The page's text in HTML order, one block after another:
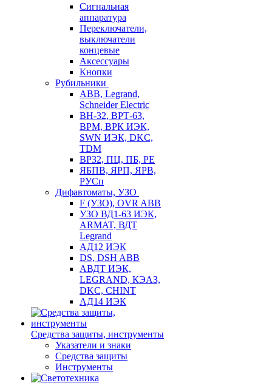
Cигнальная
аппаратура
Переключатели,
выключатели
концевые
Аксессуары
Кнопки
Рубильники
ABB, Legrand,
Schneider Electric
ВН-32, ВРТ-63,
ВРМ, ВРК ИЭК,
SWN ИЭК, DKC,
TDM
ВР32, ПЦ, ПБ, РЕ
ЯБПВ, ЯРП, ЯРВ,
РУСп
Дифавтоматы, УЗО
F (УЗО), OVR ABB
УЗО ВД1-63 ИЭК,
ARMAT, ВДТ
Legrand
АД12 ИЭК
DS, DSH ABB
АВДТ ИЭК,
LEGRAND, КЭАЗ,
DKC, CHINT
АД14 ИЭК
Средства защиты, инструменты
Указатели и знаки
Средства защиты
Инструменты